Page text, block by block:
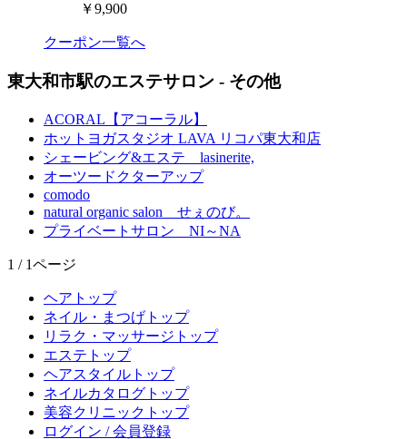
￥9,900
クーポン一覧へ
東大和市駅のエステサロン - その他
ACORAL【アコーラル】
ホットヨガスタジオ LAVA リコパ東大和店
シェービング&エステ lasinerite,
オーツードクターアップ
comodo
natural organic salon せぇのび。
プライベートサロン NI～NA
1 / 1ページ
ヘアトップ
ネイル・まつげトップ
リラク・マッサージトップ
エステトップ
ヘアスタイルトップ
ネイルカタログトップ
美容クリニックトップ
ログイン / 会員登録